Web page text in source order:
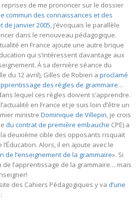
reprises de me prononcer sur le dossier
commun des connaissances et des
de janvier 2005, j’évoquais le parallèle
dans le renouveau pédagogique.
en France ajoute une autre brique
qui s’intéressent davantage aux
À sa dernière séance du
du 12 avril), Gilles de Robien a proclamé
des règles de grammaire…
lequel ces règles doivent s’apprendre.
en France et je suis loin d’être un
ministre Dominique de Villepin, je crois
du contrat de première embauche CPE) a
deuxième cible des opposants risquait
Alors, il en ajoute avec le
de l’enseignement de la grammaire». Si
l’apprentissage de la grammaire… mais
des Cahiers Pédagogiques y va d’une